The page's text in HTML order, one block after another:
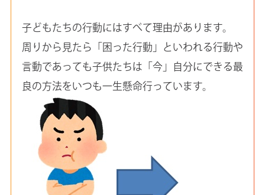
子どもたちの行動にはすべて理由があります。
周りから見たら「困った行動」といわれる行動や
言動であっても子供たちは「今」自分にできる最
良の方法をいつも一生懸命行っています。